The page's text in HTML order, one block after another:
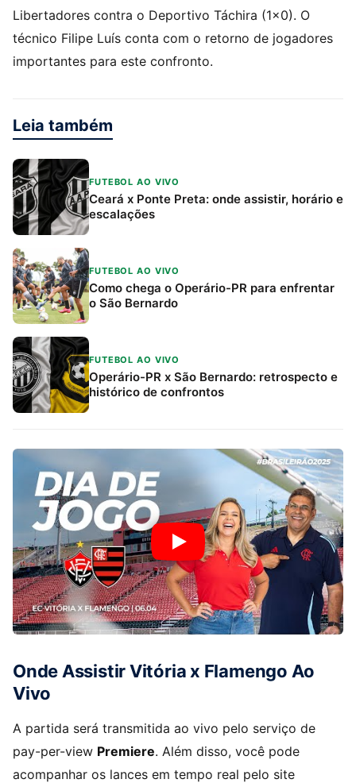
Libertadores contra o Deportivo Táchira (1×0). O
técnico Filipe Luís conta com o retorno de jogadores
importantes para este confronto.
Leia também
FUTEBOL AO VIVO
Ceará x Ponte Preta: onde assistir, horário e
escalações
FUTEBOL AO VIVO
Como chega o Operário-PR para enfrentar
o São Bernardo
FUTEBOL AO VIVO
Operário-PR x São Bernardo: retrospecto e
histórico de confrontos
Onde Assistir Vitória x Flamengo Ao
Vivo
A partida será transmitida ao vivo pelo serviço de
pay-per-view Premiere. Além disso, você pode
acompanhar os lances em tempo real pelo site